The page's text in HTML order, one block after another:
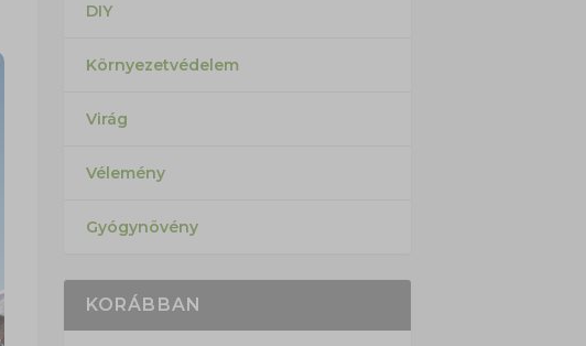
DIY
Környezetvédelem
Virág
Vélemény
Gyógynövény
KORÁBBAN